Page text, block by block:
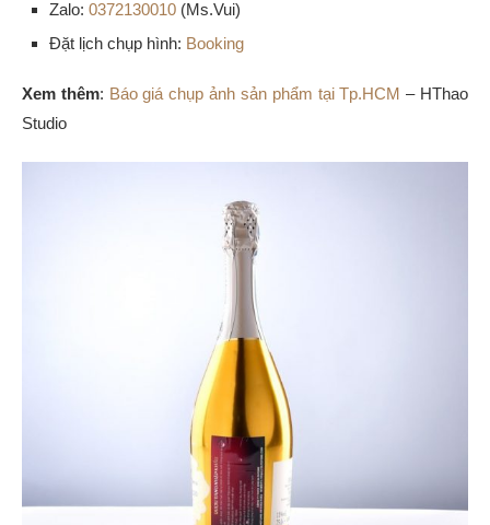
Zalo: 0372130010 (Ms.Vui)
Đặt lịch chụp hình: Booking
Xem thêm: Báo giá chụp ảnh sản phẩm tại Tp.HCM – HThao
Studio